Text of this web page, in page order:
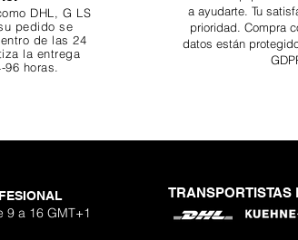
DHL, G LS
pedido se
de las 24
la entrega
horas.
a ayudarte. Tu
prioridad. Compra
datos están
9 a 16 GMT+1
TRANSPORTISTAS